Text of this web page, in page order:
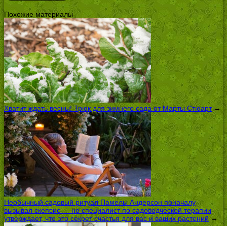
Похожие материалы
Хватит ждать весны! Трюк для зимнего сада от Марты Стюарт→
Необычный садовый ритуал Памелы Андерсон поначалу
вызывал скепсис — но специалист по садоводческой терапии
утверждает, что это секрет счастья для вас и ваших растений →